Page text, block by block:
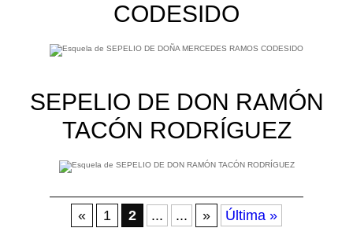
CODESIDO
SEPELIO DE DON RAMÓN
TACÓN RODRÍGUEZ
« 1 2 ... ... » Última »